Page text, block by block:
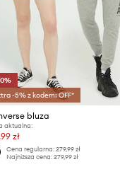
-5% z kodem: OFF*
bluza
aktualna:
zł
Cena regularna: 279,99 zł
Najniższa cena: 279,99 zł